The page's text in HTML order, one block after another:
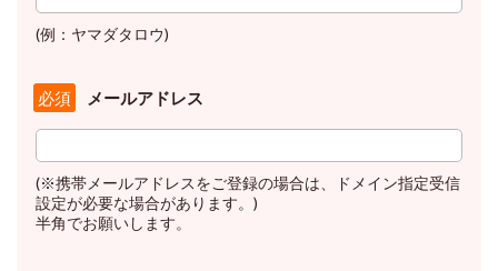
(例：ヤマダタロウ)
メールアドレス
必須
(※携帯メールアドレスをご登録の場合は、ドメイン指定受信
設定が必要な場合があります。)
半角でお願いします。